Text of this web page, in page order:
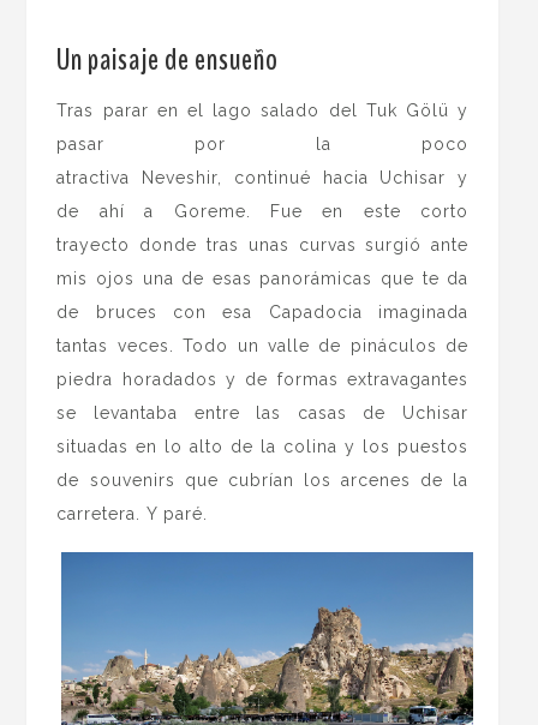
Un paisaje de ensueño
Tras parar en el lago salado del Tuk Gölü y
pasar por la poco
atractiva Neveshir, continué hacia Uchisar y
de ahí a Goreme. Fue en este corto
trayecto donde tras unas curvas surgió ante
mis ojos una de esas panorámicas que te da
de bruces con esa Capadocia imaginada
tantas veces. Todo un valle de pináculos de
piedra horadados y de formas extravagantes
se levantaba entre las casas de Uchisar
situadas en lo alto de la colina y los puestos
de souvenirs que cubrían los arcenes de la
carretera. Y paré.